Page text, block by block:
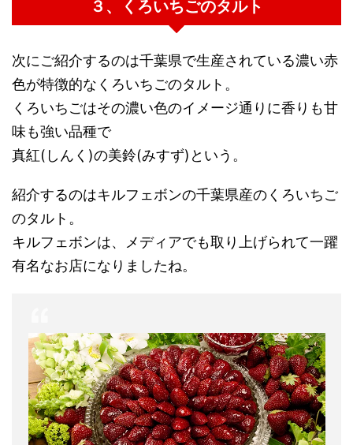
３、くろいちごのタルト
次にご紹介するのは千葉県で生産されている濃い赤
色が特徴的なくろいちごのタルト。
くろいちごはその濃い色のイメージ通りに香りも甘
味も強い品種で
真紅(しんく)の美鈴(みすず)という。
紹介するのはキルフェボンの千葉県産のくろいちご
のタルト。
キルフェボンは、メディアでも取り上げられて一躍
有名なお店になりましたね。